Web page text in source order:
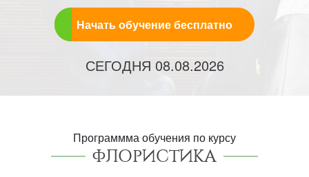
Начать обучение бесплатно
СЕГОДНЯ 08.08.2026
Программма обучения по курсу
ФЛОРИСТИКА